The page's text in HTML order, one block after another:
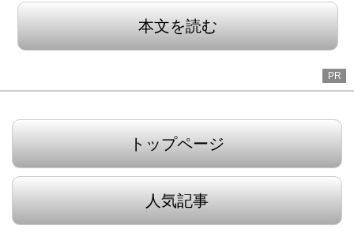
本文を読む
PR
トップページ
人気記事